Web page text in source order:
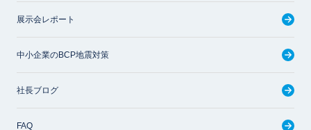
展示会レポート
中小企業のBCP地震対策
社長ブログ
FAQ